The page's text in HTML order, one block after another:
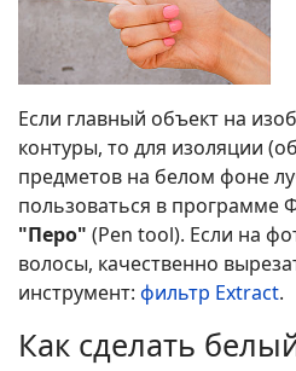
Если главный объект на
контуры, то для изоляции
предметов на белом фоне
пользоваться в программе
"Перо" (Pen tool). Если на
волосы, качественно
инструмент: фильтр Extract.
Как сделать